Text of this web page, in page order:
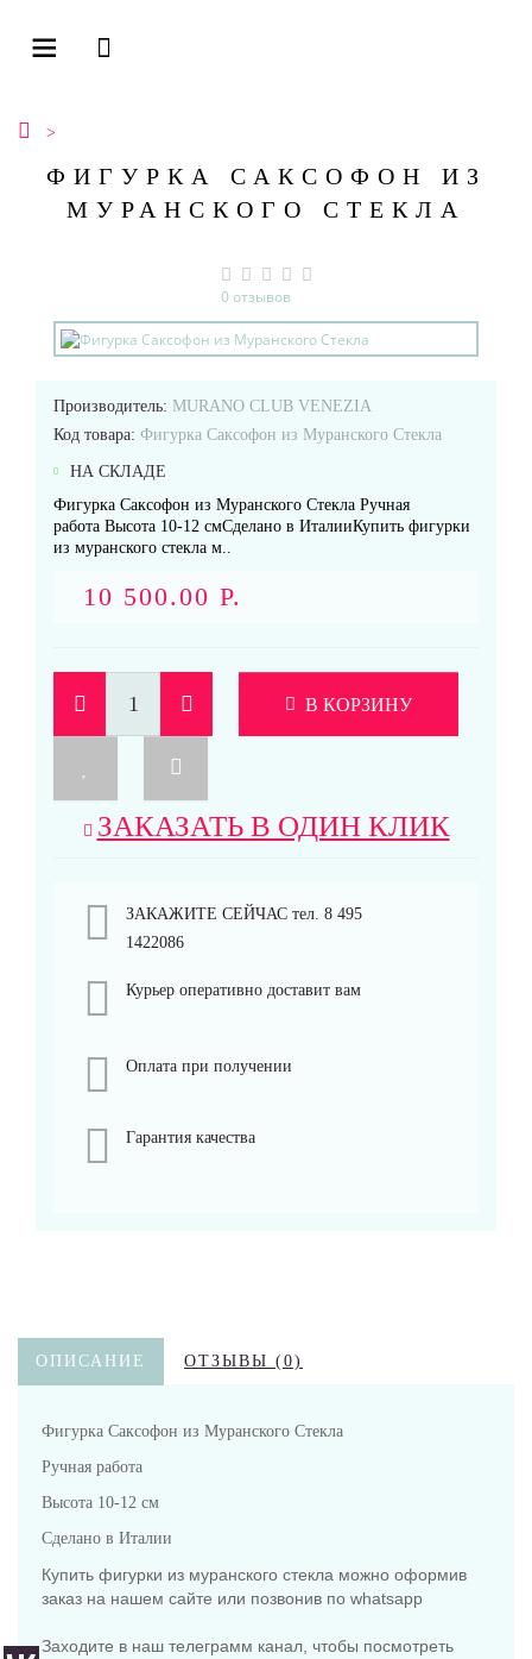
ФИГУРКА САКСОФОН ИЗ
МУРАНСКОГО СТЕКЛА
0 отзывов
Производитель: MURANO CLUB VENEZIA
Код товара: Фигурка Саксофон из Муранского Стекла
НА СКЛАДЕ
Фигурка Саксофон из Муранского Стекла Ручная
работа Высота 10-12 смСделано в ИталииКупить фигурки
из муранского стекла м..
10 500.00 Р.
В КОРЗИНУ
ЗАКАЗАТЬ В ОДИН КЛИК
ЗАКАЖИТЕ СЕЙЧАС тел. 8 495
1422086
Курьер оперативно доставит вам
Оплата при получении
Гарантия качества
ОПИСАНИЕ ОТЗЫВЫ (0)
Фигурка Саксофон из Муранского Стекла
Ручная работа
Высота 10-12 см
Сделано в Италии
Купить фигурки из муранского стекла можно оформив
заказ на нашем сайте или позвонив по whatsapp
Заходите в наш телеграмм канал, чтобы посмотреть